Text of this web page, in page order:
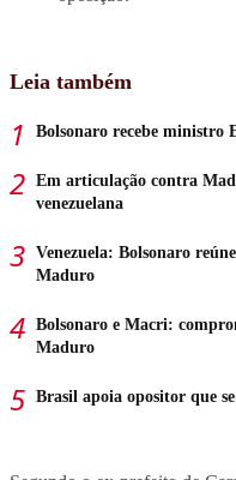
Leia também
Bolsonaro recebe ministro
Em articulação contra
venezuelana
Venezuela: Bolsonaro
Maduro
Bolsonaro e Macri:
Maduro
Brasil apoia opositor que